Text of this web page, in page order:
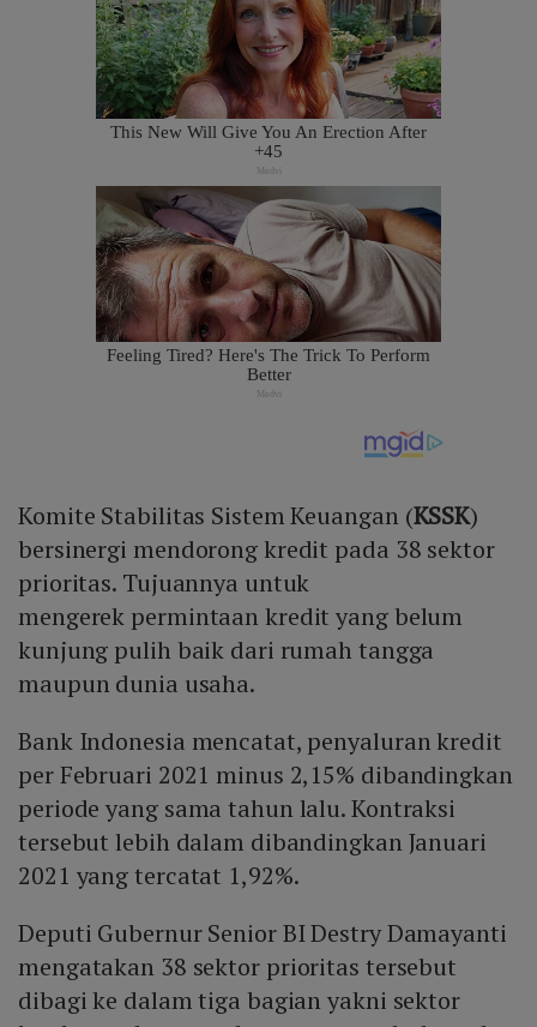
Komite Stabilitas Sistem Keuangan (KSSK)
bersinergi mendorong kredit pada 38 sektor
prioritas. Tujuannya untuk
mengerek permintaan kredit yang belum
kunjung pulih baik dari rumah tangga
maupun dunia usaha.
Bank Indonesia mencatat, penyaluran kredit
per Februari 2021 minus 2,15% dibandingkan
periode yang sama tahun lalu. Kontraksi
tersebut lebih dalam dibandingkan Januari
2021 yang tercatat 1,92%.
Deputi Gubernur Senior BI Destry Damayanti
mengatakan 38 sektor prioritas tersebut
dibagi ke dalam tiga bagian yakni sektor